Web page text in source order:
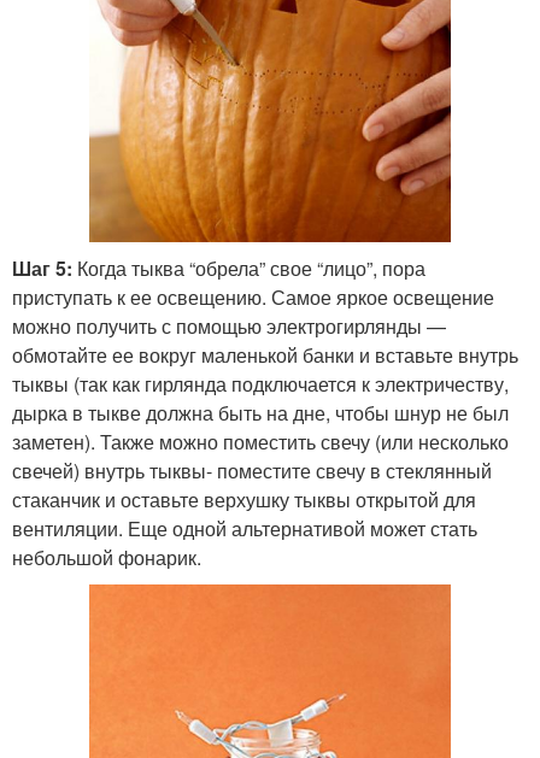
Шаг 5: Когда тыква “обрела” свое “лицо”, пора
приступать к ее освещению. Самое яркое освещение
можно получить с помощью электрогирлянды —
обмотайте ее вокруг маленькой банки и вставьте внутрь
тыквы (так как гирлянда подключается к электричеству,
дырка в тыкве должна быть на дне, чтобы шнур не был
заметен). Также можно поместить свечу (или несколько
свечей) внутрь тыквы- поместите свечу в стеклянный
стаканчик и оставьте верхушку тыквы открытой для
вентиляции. Еще одной альтернативой может стать
небольшой фонарик.